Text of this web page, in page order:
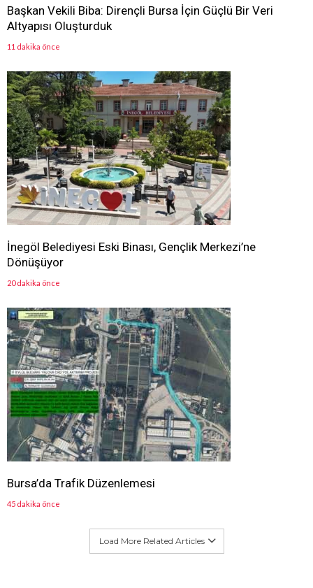
Başkan Vekili Biba: Dirençli Bursa İçin Güçlü Bir Veri
Altyapısı Oluşturduk
11 dakika önce
İnegöl Belediyesi Eski Binası, Gençlik Merkezi’ne
Dönüşüyor
20 dakika önce
Bursa’da Trafik Düzenlemesi
45 dakika önce
Load More Related Articles